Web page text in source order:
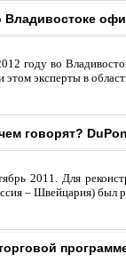
Владивостоке
году во
этом эксперты в
говорят?
2011. Для
– Швейцария) был